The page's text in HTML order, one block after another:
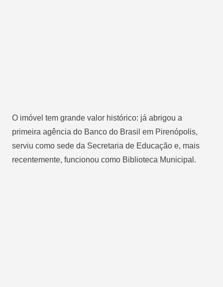
O imóvel tem grande valor histórico: já abrigou a
primeira agência do Banco do Brasil em Pirenópolis,
serviu como sede da Secretaria de Educação e, mais
recentemente, funcionou como Biblioteca Municipal.